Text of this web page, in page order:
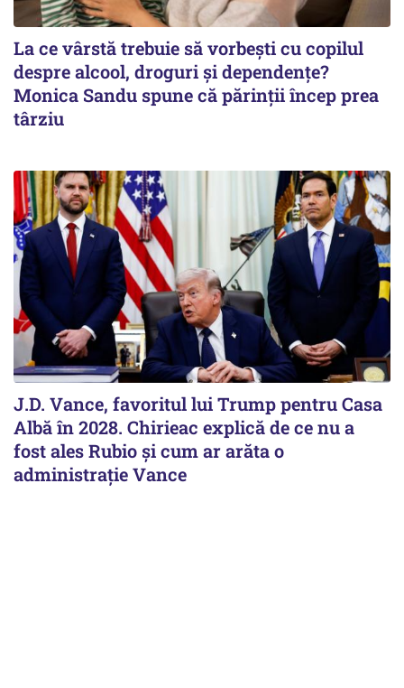
La ce vârstă trebuie să vorbești cu copilul
despre alcool, droguri și dependențe?
Monica Sandu spune că părinții încep prea
târziu
J.D. Vance, favoritul lui Trump pentru Casa
Albă în 2028. Chirieac explică de ce nu a
fost ales Rubio și cum ar arăta o
administrație Vance